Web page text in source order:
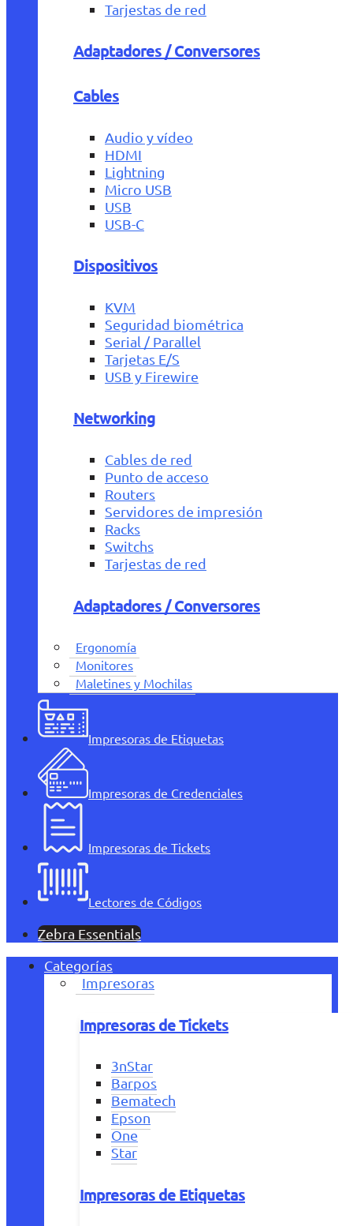
Tarjestas de red
Adaptadores / Conversores
Cables
Audio y vídeo
HDMI
Lightning
Micro USB
USB
USB-C
Dispositivos
KVM
Seguridad biométrica
Serial / Parallel
Tarjetas E/S
USB y Firewire
Networking
Cables de red
Punto de acceso
Routers
Servidores de impresión
Racks
Switchs
Tarjestas de red
Adaptadores / Conversores
Ergonomía
Monitores
Maletines y Mochilas
Impresoras de Etiquetas
Impresoras de Credenciales
Impresoras de Tickets
Lectores de Códigos
Zebra Essentials
Categorías
Impresoras
Impresoras de Tickets
3nStar
Barpos
Bematech
Epson
One
Star
Impresoras de Etiquetas